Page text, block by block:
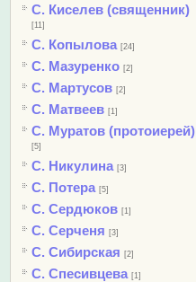
С. Киселев (священник)
[11]
С. Копылова [24]
С. Мазуренко [2]
С. Мартусов [2]
С. Матвеев [1]
С. Муратов (протоиерей)
[5]
С. Никулина [3]
С. Потера [5]
С. Сердюков [1]
С. Серченя [3]
С. Сибирская [2]
С. Спесивцева [1]